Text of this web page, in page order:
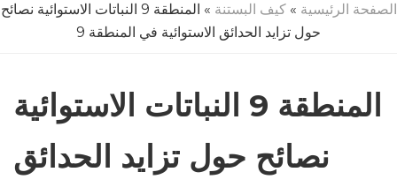
الصفحة الرئيسية »كيف البستنة
» المنطقة 9 النباتات الاستوائية نصائح
حول تزايد الحدائق الاستوائية في المنطقة 9
المنطقة 9 النباتات الاستوائية
نصائح حول تزايد الحدائق